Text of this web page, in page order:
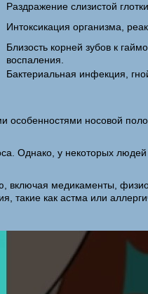
Раздражение слизистой
Интоксикация организма,
Близость корней зубов к
воспаления.
Бактериальная инфекция,
носовой
Однако, у некоторых
включая медикаменты,
как астма или